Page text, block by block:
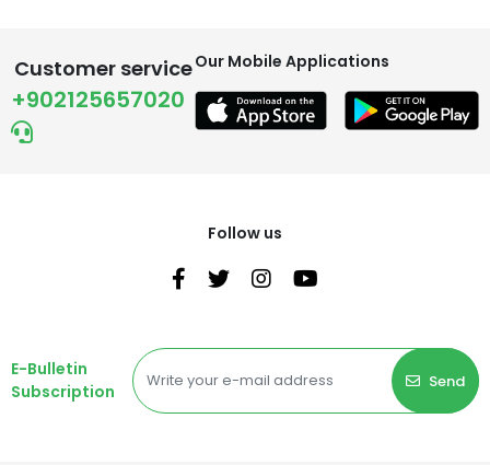
Customer service
+902125657020
Our Mobile Applications
Follow us
E-Bulletin
Subscription
Send